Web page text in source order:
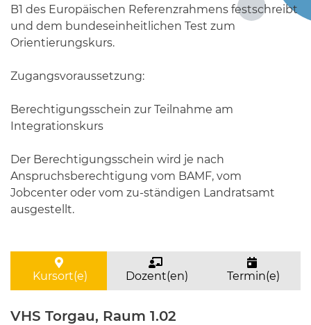
B1 des Europäischen Referenzrahmens festschreibt
und dem bundeseinheitlichen Test zum
Orientierungskurs.
Zugangsvoraussetzung:
Berechtigungsschein zur Teilnahme am
Integrationskurs
Der Berechtigungsschein wird je nach
Anspruchsberechtigung vom BAMF, vom
Jobcenter oder vom zu-ständigen Landratsamt
ausgestellt.
Kursort(e) Dozent(en) Termin(e)
VHS Torgau, Raum 1.02